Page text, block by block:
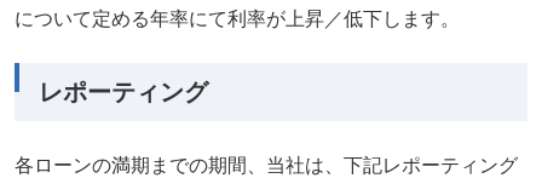
について定める年率にて利率が上昇／低下します。
レポーティング
各ローンの満期までの期間、当社は、下記レポーティング